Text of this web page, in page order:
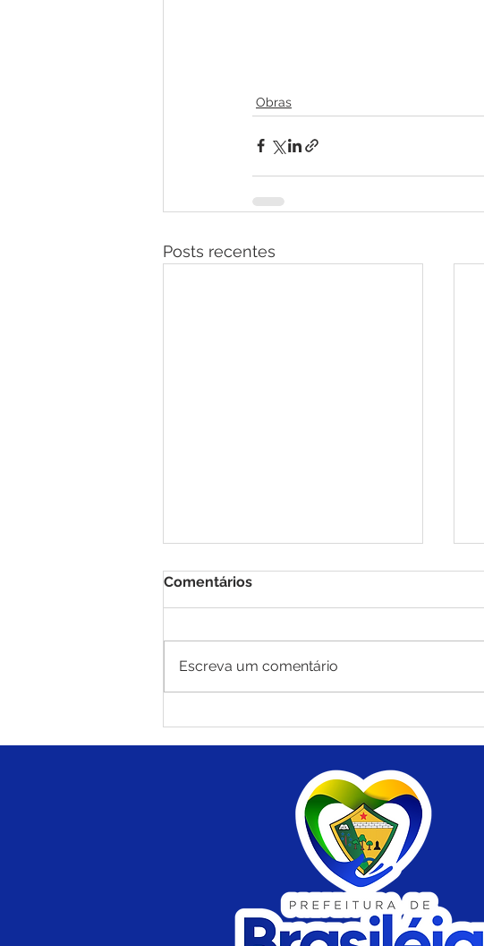
Obras
Posts recentes
asfáltica no Ramal do Polo
Comentários
Escreva um comentário